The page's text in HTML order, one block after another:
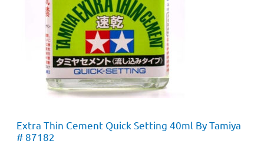
Extra Thin Cement Quick Setting 40ml By Tamiya
# 87182